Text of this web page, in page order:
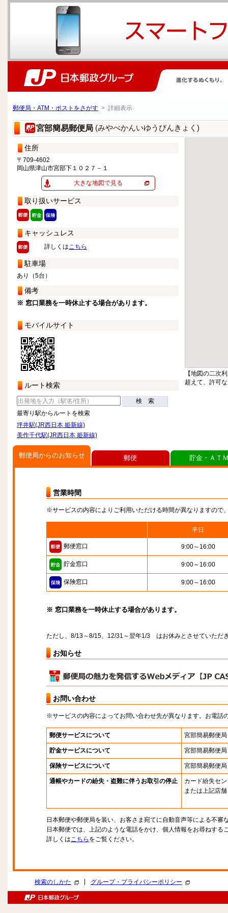
郵便局・ATM・ポストをさがす > 詳細表示
宮部簡易郵便局 (みやべかんいゆうびんきょく)
住所
〒709-4602
岡山県津山市宮部下１０２７－１
大きな地図で見る
取り扱いサービス
キャッシュレス
詳しくはこちら
駐車場
あり（5台）
備考
※ 窓口業務を一時休止する場合があります。
モバイルサイト
ルート検索
検 索
最寄り駅からルートを検索
坪井駅(JR西日本 姫新線)
美作千代駅(JR西日本 姫新線)
【地図の二次
超えて、許可
郵便局からのお知らせ
営業時間
※サービスの内容によりご利用いただける時間が異なりますので
平日
郵便窓口 9:00～16:00
貯金窓口 9:00～16:00
保険窓口 9:00～16:00
※ 窓口業務を一時休止する場合があります。
ただし、8/13～8/15、12/31～翌年1/3 はお休みとさせていただ
お知らせ
お問い合わせ
※サービスの内容によってお問い合わせ先が異なります。お電話
郵便サービスについて 宮部簡易郵便局
貯金サービスについて 宮部簡易郵便局
保険サービスについて 宮部簡易郵便局
通帳やカードの紛失・盗難に伴うお取引の停止
カード紛失セ
または上記店舗
日本郵便や郵便局を装い、お客さま宛てに自動音声等による不審
日本郵便では、上記のような電話をかけ、個人情報をお尋ねする
詳しくはこちら をご覧ください。
郵便 貯金・ＡＴ
検索のしかた グループ・プライバシーポリシー